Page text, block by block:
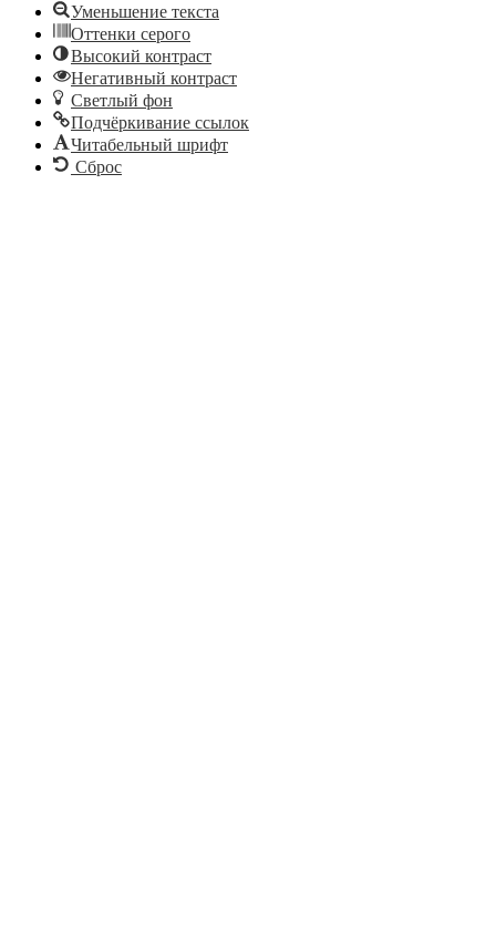
Уменьшение текста
Оттенки серого
Высокий контраст
Негативный контраст
Светлый фон
Подчёркивание ссылок
Читабельный шрифт
Сброс